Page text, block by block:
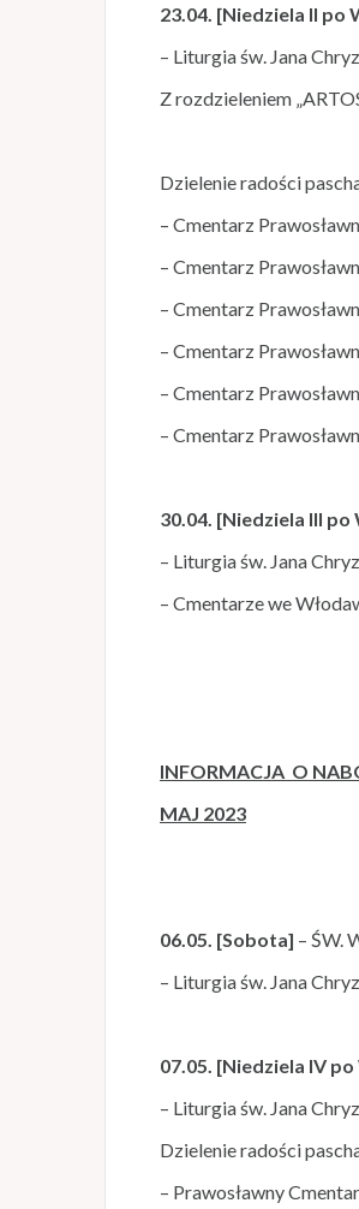
23.04. [Niedziela II po
– Liturgia św. Jana
Z rozdzieleniem
Dzielenie radości
– Cmentarz
– Cmentarz
– Cmentarz
– Cmentarz
– Cmentarz
– Cmentarz
30.04. [Niedziela III
– Liturgia św. Jana
– Cmentarze we
INFORMACJA O
MAJ 2023
06.05. [Sobota] – ŚW.
– Liturgia św. Jana
07.05. [Niedziela IV
– Liturgia św. Jana
Dzielenie radości
– Prawosławny